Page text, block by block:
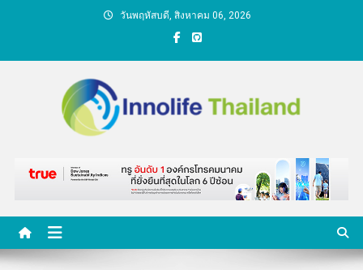
วันพฤหัสบดี, สิงหาคม 06, 2026
คนกับความคิด ชีวิตกับ
นวัตกรรม